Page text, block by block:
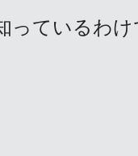
っているわ